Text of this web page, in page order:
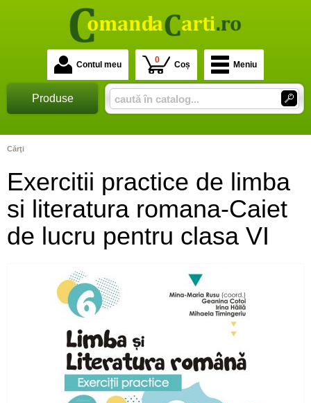
Contul meu 0 Coș Meniu
Produse
Cărţi
Exercitii practice de limba
si literatura romana-Caiet
de lucru pentru clasa VI